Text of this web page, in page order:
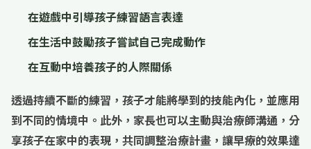
在遊戲中引導孩子練習語言表達
在生活中鼓勵孩子嘗試自己完成動作
在互動中培養孩子的人際關係
透過持續不斷的練習，孩子才能將學到的技能內化，並應用
到不同的情境中。此外，家長也可以主動與治療師溝通，分
享孩子在家中的表現，共同調整治療計畫，讓早療的效果達